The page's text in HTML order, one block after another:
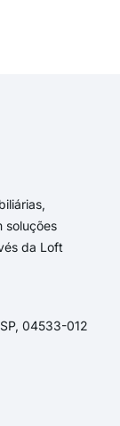
soluções
da Loft
04533-012